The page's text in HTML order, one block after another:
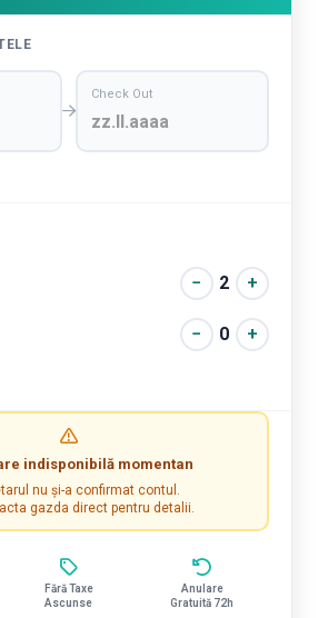
Check Out
− 2 +
− 0 +
indisponibilă momentan
nu și-a confirmat contul.
gazda direct pentru detalii.
Fără Taxe
Ascunse
Anulare
Gratuită 72h